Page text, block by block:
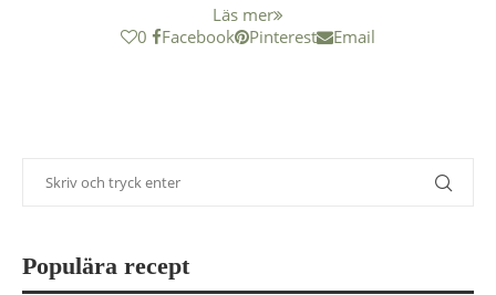
Läs mer
0
Facebook Pinterest Email
Populära recept